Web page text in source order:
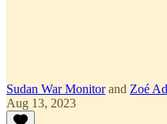
Sudan War Monitorand Zoé
Aug 13, 2023